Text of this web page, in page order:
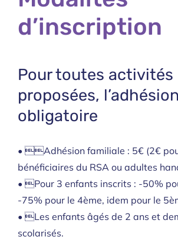
d’inscription
Pour toutes activités
proposées,
obligatoire
• Adhésion familiale : 5€ (2€
bénéficiaires du RSA ou adultes
• Pour 3 enfants inscrits : -50%
-75% pour le 4ème, idem pour le
• Les enfants âgés de 2 ans et
scolarisés.